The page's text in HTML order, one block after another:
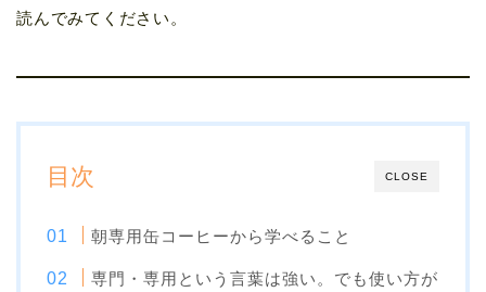
読んでみてください。
CLOSE
目次
朝専用缶コーヒーから学べること
専門・専用という言葉は強い。でも使い方が